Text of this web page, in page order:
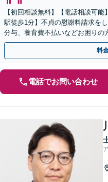
【初回相談無料】【電話相談可
駅徒歩1分】不貞の慰謝料請求を
分与、養育費不払いなどお困りの
に聞き取り、最適な解決策を考え
料
電話でお問い合わせ